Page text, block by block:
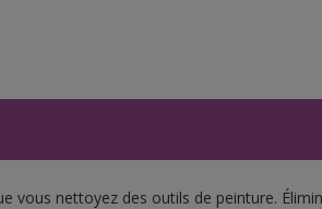
vous nettoyez des outils de peinture.